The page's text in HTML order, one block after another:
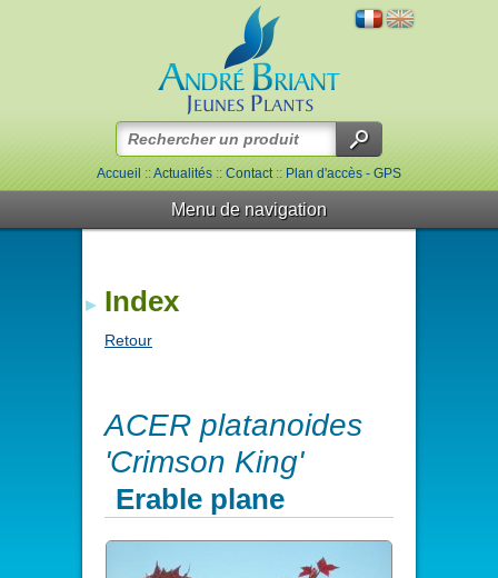
Accueil::Actualités::Contact::Plan d'accès - GPS
Menu de navigation
Index
Retour
ACER platanoides
'Crimson King'
Erable plane